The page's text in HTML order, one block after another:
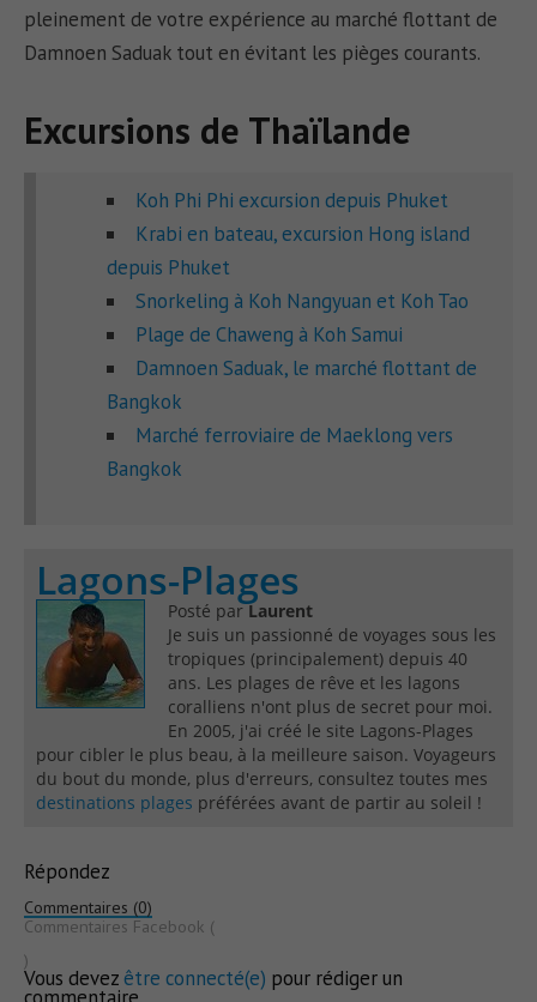
pleinement de votre expérience au marché flottant de
Damnoen Saduak tout en évitant les pièges courants.
Excursions de Thaïlande
Koh Phi Phi excursion depuis Phuket
Krabi en bateau, excursion Hong island
depuis Phuket
Snorkeling à Koh Nangyuan et Koh Tao
Plage de Chaweng à Koh Samui
Damnoen Saduak, le marché flottant de
Bangkok
Marché ferroviaire de Maeklong vers
Bangkok
Lagons-Plages
Posté parLaurent
Je suis un passionné de voyages sous les
tropiques (principalement) depuis 40
ans. Les plages de rêve et les lagons
coralliens n'ont plus de secret pour moi.
En 2005, j'ai créé le site Lagons-Plages
pour cibler le plus beau, à la meilleure saison. Voyageurs
du bout du monde, plus d'erreurs, consultez toutes mes
destinations plages préférées avant de partir au soleil !
Répondez
Commentaires (0)
Commentaires Facebook (
)
Vous devezêtre connecté(e) pour rédiger un